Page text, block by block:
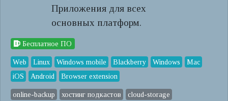
Приложения для всех
основных платформ.
Бесплатное ПО
Web Linux Windows mobile Blackberry Windows
Mac
iOS
Android Browser extension
online-backup хостинг подкастов
cloud-storage